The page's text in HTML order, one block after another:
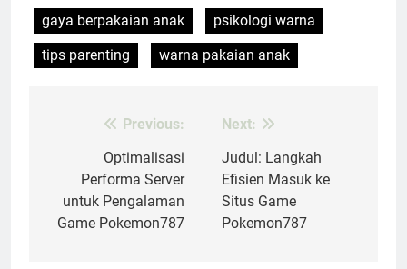
gaya berpakaian anak
psikologi warna
tips parenting
warna pakaian anak
navigation
Previous:
Optimalisasi
Performa Server
untuk Pengalaman
Game Pokemon787
Next:
Judul: Langkah
Efisien Masuk ke
Situs Game
Pokemon787